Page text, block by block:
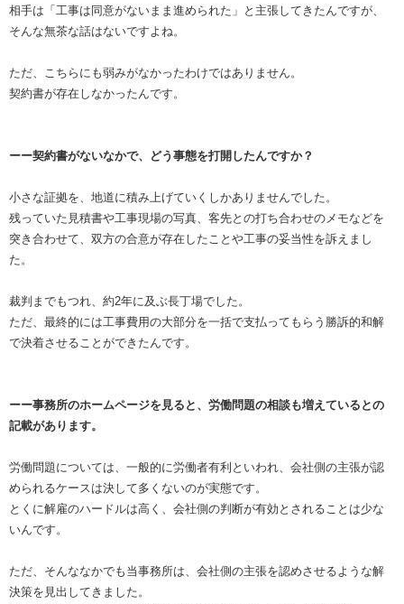
相手は「工事は同意がないまま進められた」と主張してきたんですが、
そんな無茶な話はないですよね。
ただ、こちらにも弱みがなかったわけではありません。
契約書が存在しなかったんです。
ーー契約書がないなかで、どう事態を打開したんですか？
小さな証拠を、地道に積み上げていくしかありませんでした。
残っていた見積書や工事現場の写真、客先との打ち合わせのメモなどを
突き合わせて、双方の合意が存在したことや工事の妥当性を訴えまし
た。
裁判までもつれ、約2年に及ぶ長丁場でした。
ただ、最終的には工事費用の大部分を一括で支払ってもらう勝訴的和解
で決着させることができたんです。
ーー事務所のホームページを見ると、労働問題の相談も増えているとの
記載があります。
労働問題については、一般的に労働者有利といわれ、会社側の主張が認
められるケースは決して多くないのが実態です。
とくに解雇のハードルは高く、会社側の判断が有効とされることは少な
いんです。
ただ、そんななかでも当事務所は、会社側の主張を認めさせるような解
決策を見出してきました。